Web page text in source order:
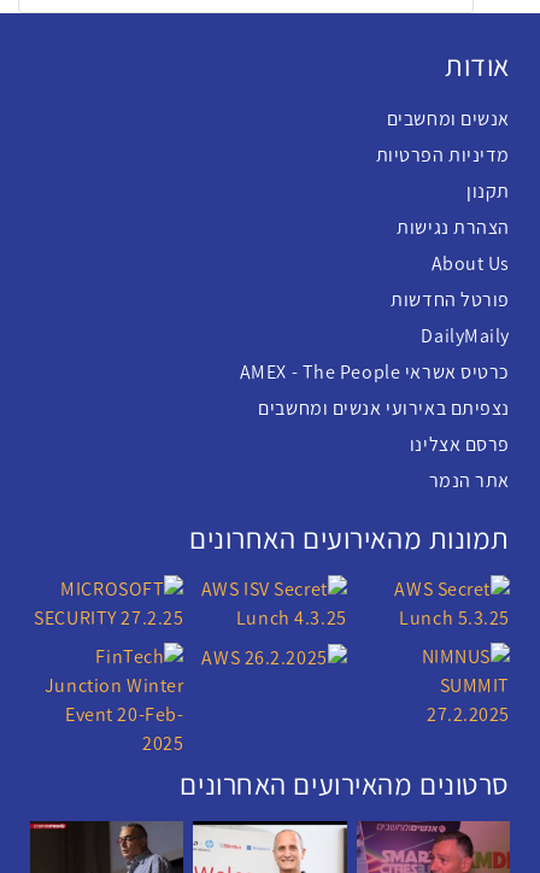
אודות
אנשים ומחשבים
מדיניות הפרטיות
תקנון
הצהרת נגישות
About Us
פורטל החדשות
DailyMaily
כרטיס אשראי AMEX - The People
נצפיתם באירועי אנשים ומחשבים
פרסם אצלינו
אתר הנמר
תמונות מהאירועים האחרונים
סרטונים מהאירועים האחרונים